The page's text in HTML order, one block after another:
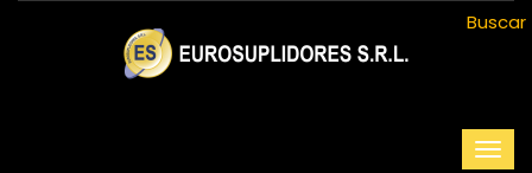
Buscar